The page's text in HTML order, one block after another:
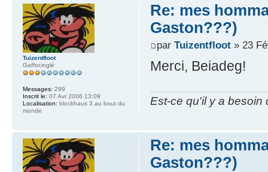
Re: mes
Gaston???)
par Tuizentfloot» 23
Merci, Beiadeg!
Est-ce qu'il y a besoin
Tuizentfloot
Gaffocinglé
Messages: 299
Inscrit le: 07 Avr 2006 13:09
Localisation: blockhaus 3 au bout du
monde
Re: mes
Gaston???)